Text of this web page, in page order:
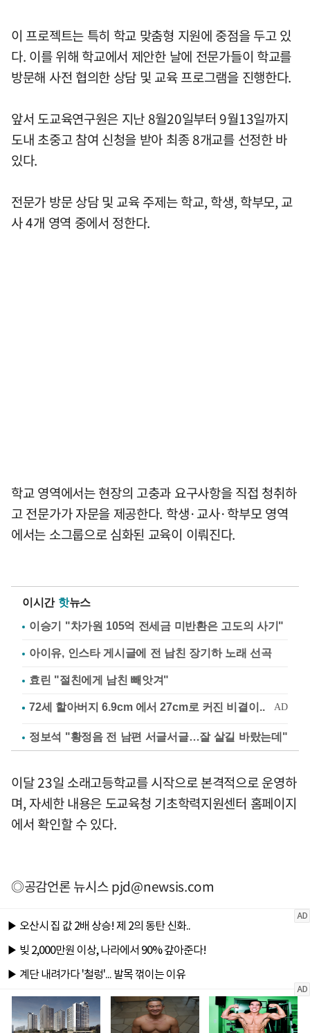
이 프로젝트는 특히 학교 맞춤형 지원에 중점을 두고 있
다. 이를 위해 학교에서 제안한 날에 전문가들이 학교를
방문해 사전 협의한 상담 및 교육 프로그램을 진행한다.
앞서 도교육연구원은 지난 8월20일부터 9월13일까지
도내 초중고 참여 신청을 받아 최종 8개교를 선정한 바
있다.
전문가 방문 상담 및 교육 주제는 학교, 학생, 학부모, 교
사 4개 영역 중에서 정한다.
학교 영역에서는 현장의 고충과 요구사항을 직접 청취하
고 전문가가 자문을 제공한다. 학생·교사·학부모 영역
에서는 소그룹으로 심화된 교육이 이뤄진다.
이시간 핫뉴스
이승기 "차가원 105억 전세금 미반환은 고도의 사기"
아이유, 인스타 게시글에 전 남친 장기하 노래 선곡
효린 "절친에게 남친 빼앗겨"
정보석 "황정음 전 남편 서글서글…잘 살길 바랐는데"
이달 23일 소래고등학교를 시작으로 본격적으로 운영하
며, 자세한 내용은 도교육청 기초학력지원센터 홈페이지
에서 확인할 수 있다.
◎공감언론 뉴시스pjd@newsis.com